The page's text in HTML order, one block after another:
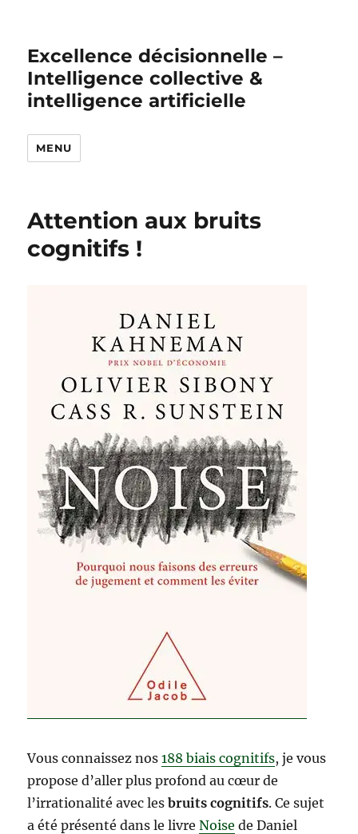
Excellence décisionnelle –
Intelligence collective &
intelligence artificielle
MENU
Attention aux bruits
cognitifs !
Vous connaissez nos188 biais cognitifs, je vous
propose d’aller plus profond au cœur de
l’irrationalité avec lesbruits cognitifs. Ce sujet
a été présenté dans le livreNoise de Daniel